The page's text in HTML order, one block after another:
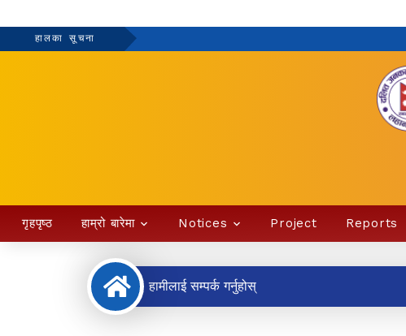
हालका सूचना
गृहपृष्ठ हाम्रो बारेमा Notices Project Reports
हामीलाई सम्पर्क गर्नुहोस्